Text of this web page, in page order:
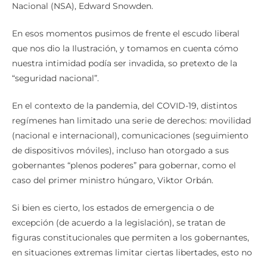
Nacional (NSA), Edward Snowden.
En esos momentos pusimos de frente el escudo liberal
que nos dio la Ilustración, y tomamos en cuenta cómo
nuestra intimidad podía ser invadida, so pretexto de la
“seguridad nacional”.
En el contexto de la pandemia, del COVID-19, distintos
regímenes han limitado una serie de derechos: movilidad
(nacional e internacional), comunicaciones (seguimiento
de dispositivos móviles), incluso han otorgado a sus
gobernantes “plenos poderes” para gobernar, como el
caso del primer ministro húngaro, Viktor Orbán.
Si bien es cierto, los estados de emergencia o de
excepción (de acuerdo a la legislación), se tratan de
figuras constitucionales que permiten a los gobernantes,
en situaciones extremas limitar ciertas libertades, esto no